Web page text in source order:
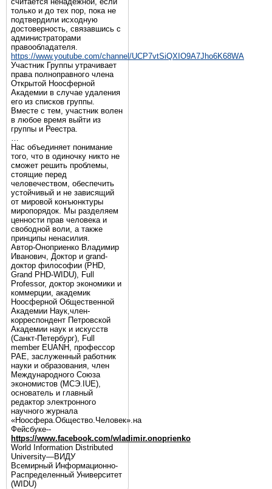
только и до тех пор, пока не
подтвердили исходную
достоверность, связавшись с
администраторами
правообладателя.
https://www.youtube.com/channel/UCP7vtSiQXIO9A7Jho6K68WA
Участник Группы утрачивает
права полноправного члена
Открытой Ноосферной
Академии в случае удаления
его из списков группы.
Вместе с тем, участник волен
в любое время выйти из
группы и Реестра.
…
Нас объединяет понимание
того, что в одиночку никто не
сможет решить проблемы,
стоящие перед
человечеством, обеспечить
устойчивый и не зависящий
от мировой конъюнктуры
миропорядок. Мы разделяем
ценности прав человека и
свободной воли, а также
принципы ненасилия.
Автор-Оноприенко Владимир
Иванович, Доктор и grand-
доктор философии (PHD,
Grand PHD-WIDU), Full
Professor, доктор экономики и
коммерции, академик
Ноосферной Общественной
Академии Наук,член-
корреспондент Петровской
Академии наук и искусств
(Санкт-Петербург), Full
member EUANH, профессор
РАЕ, заслуженный работник
науки и образования, член
Международного Союза
экономистов (МСЭ.IUE),
основатель и главный
редактор электронного
научного журнала
«Ноосфера.Общество.Человек».на
Фейсбуке--
https://www.facebook.com/wladimir.onoprienko
World Information Distributed
University—ВИДУ
Всемирный Информационно-
Распределенный Университет
(WIDU)